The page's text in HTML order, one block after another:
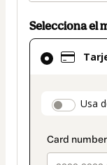
Selecciona el
Usa
El
método
seleccionado
Tarjeta